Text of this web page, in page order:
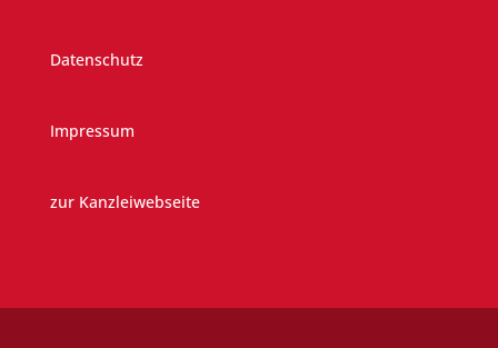
Datenschutz
Impressum
zur Kanzleiwebseite